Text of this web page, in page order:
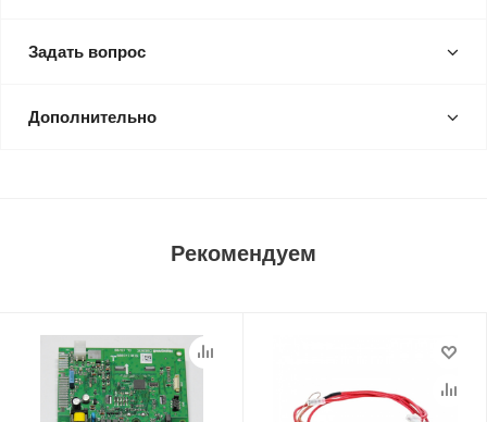
Задать вопрос
Дополнительно
Рекомендуем